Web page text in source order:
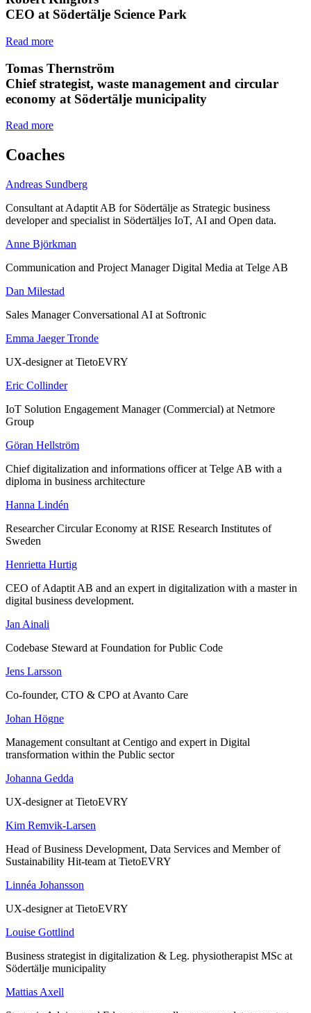
CEO at Södertälje Science Park
Read more
Tomas Thernström
Chief strategist, waste management and circular
economy at Södertälje municipality
Read more
Coaches
Andreas Sundberg
Consultant at Adaptit AB for Södertälje as Strategic business
developer and specialist in Södertäljes IoT, AI and Open data.
Anne Björkman
Communication and Project Manager Digital Media at Telge AB
Dan Milestad
Sales Manager Conversational AI at Softronic
Emma Jaeger Tronde
UX-designer at TietoEVRY
Eric Collinder
IoT Solution Engagement Manager (Commercial) at Netmore
Group
Göran Hellström
Chief digitalization and informations officer at Telge AB with a
diploma in business architecture
Hanna Lindén
Researcher Circular Economy at RISE Research Institutes of
Sweden
Henrietta Hurtig
CEO of Adaptit AB and an expert in digitalization with a master in
digital business development.
Jan Ainali
Codebase Steward at Foundation for Public Code
Jens Larsson
Co-founder, CTO & CPO at Avanto Care
Johan Högne
Management consultant at Centigo and expert in Digital
transformation within the Public sector
Johanna Gedda
UX-designer at TietoEVRY
Kim Remvik-Larsen
Head of Business Development, Data Services and Member of
Sustainability Hit-team at TietoEVRY
Linnéa Johansson
UX-designer at TietoEVRY
Louise Gottlind
Business strategist in digitalization & Leg. physiotherapist MSc at
Södertälje municipality
Mattias Axell